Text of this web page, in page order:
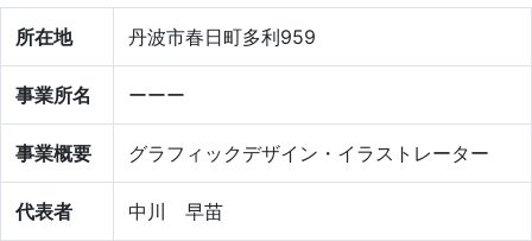
所在地 丹波市春日町多利959
事業所名 ーーー
事業概要 グラフィックデザイン・イラストレーター
代表者 中川 早苗